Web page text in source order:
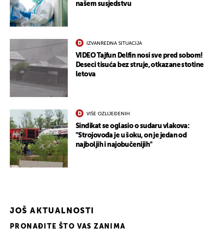
našem susjedstvu
IZVANREDNA SITUACIJA
VIDEO Tajfun Delfin nosi sve pred sobom!
Deseci tisuća bez struje, otkazane stotine
letova
VIŠE OZLIJEĐENIH
Sindikat se oglasio o sudaru vlakova:
"Strojovođa je u šoku, on je jedan od
najboljih i najobučenijih"
JOŠ AKTUALNOSTI
PRONAĐITE ŠTO VAS ZANIMA